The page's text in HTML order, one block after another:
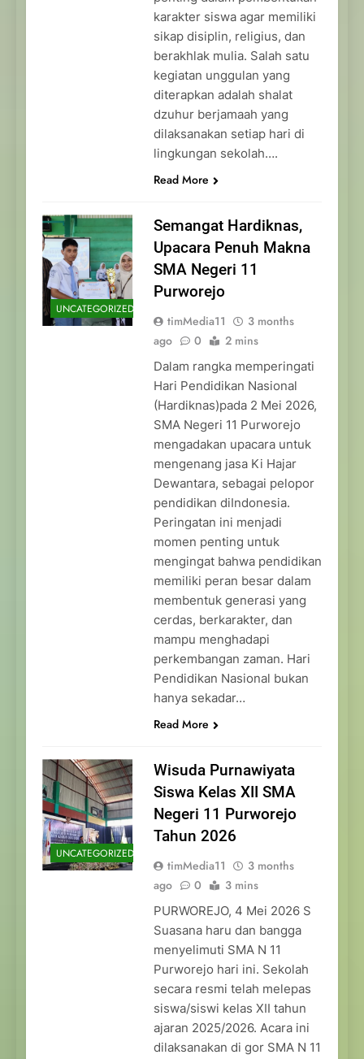
karakter siswa agar memiliki
sikap disiplin, religius, dan
berakhlak mulia. Salah satu
kegiatan unggulan yang
diterapkan adalah shalat
dzuhur berjamaah yang
dilaksanakan setiap hari di
lingkungan sekolah….
Read More
UNCATEGORIZED
Semangat Hardiknas,
Upacara Penuh Makna
SMA Negeri 11
Purworejo
timMedia11
3 months
ago
0 2 mins
Dalam rangka memperingati
Hari Pendidikan Nasional
(Hardiknas)pada 2 Mei 2026,
SMA Negeri 11 Purworejo
mengadakan upacara untuk
mengenang jasa Ki Hajar
Dewantara, sebagai pelopor
pendidikan diIndonesia.
Peringatan ini menjadi
momen penting untuk
mengingat bahwa pendidikan
memiliki peran besar dalam
membentuk generasi yang
cerdas, berkarakter, dan
mampu menghadapi
perkembangan zaman. Hari
Pendidikan Nasional bukan
hanya sekadar…
Read More
UNCATEGORIZED
Wisuda Purnawiyata
Siswa Kelas XII SMA
Negeri 11 Purworejo
Tahun 2026
timMedia11
3 months
ago
0 3 mins
PURWOREJO, 4 Mei 2026 S
Suasana haru dan bangga
menyelimuti SMA N 11
Purworejo hari ini. Sekolah
secara resmi telah melepas
siswa/siswi kelas XII tahun
ajaran 2025/2026. Acara ini
dilaksanakan di gor SMA N 11